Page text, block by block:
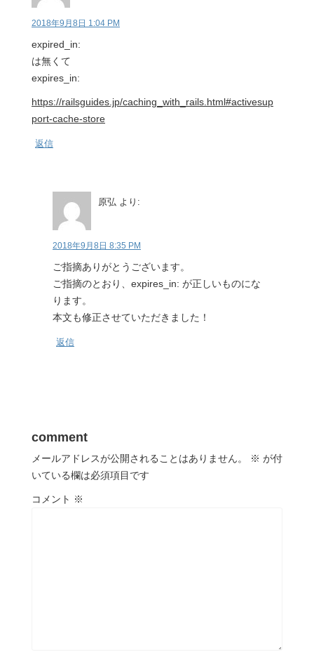
2018年9月8日 1:04 PM
expired_in:
は無くて
expires_in:
https://railsguides.jp/caching_with_rails.html#activesup
port-cache-store
返信
原弘 より:
2018年9月8日 8:35 PM
ご指摘ありがとうございます。
ご指摘のとおり、expires_in: が正しいものにな
ります。
本文も修正させていただきました！
返信
comment
メールアドレスが公開されることはありません。 ※ が付
いている欄は必須項目です
コメント ※